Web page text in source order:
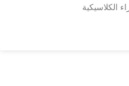
الكلاسيكية